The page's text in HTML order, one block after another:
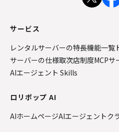
サービス
レンタルサーバーの特長機能一覧
サーバーの仕様取次店制度MCPサ
AIエージェント Skills
ロリポップ AI
AIホームページAIエージェントク